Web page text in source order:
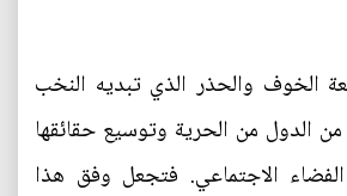
الخوف والحذر الذي تبديه النخب
الدول من الحرية وتوسيع حقائقها
الاجتماعي. فتجعل وفق هذا